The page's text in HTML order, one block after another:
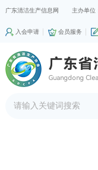
广东清洁生产信息网 主办单位
入会申请 会员服务